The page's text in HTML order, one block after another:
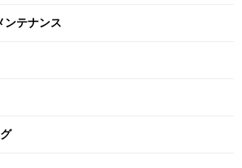
ンテナンス